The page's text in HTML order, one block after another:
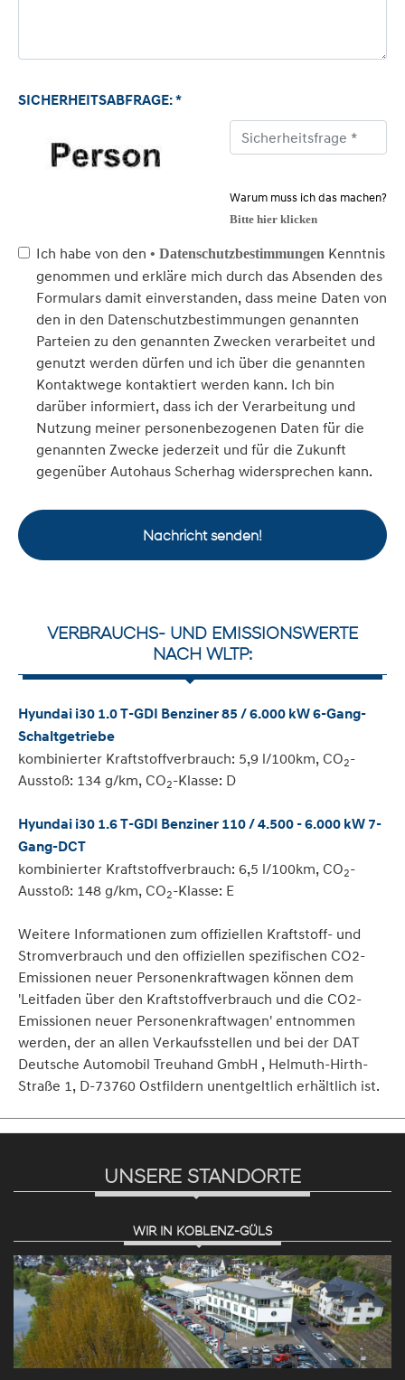
SICHERHEITSABFRAGE: *
Warum muss ich das machen?
Bitte hier klicken
Ich habe von den • Datenschutzbestimmungen Kenntnis
genommen und erkläre mich durch das Absenden des
Formulars damit einverstanden, dass meine Daten von
den in den Datenschutzbestimmungen genannten
Parteien zu den genannten Zwecken verarbeitet und
genutzt werden dürfen und ich über die genannten
Kontaktwege kontaktiert werden kann. Ich bin
darüber informiert, dass ich der Verarbeitung und
Nutzung meiner personenbezogenen Daten für die
genannten Zwecke jederzeit und für die Zukunft
gegenüber Autohaus Scherhag widersprechen kann.
Nachricht senden!
VERBRAUCHS- UND EMISSIONSWERTE
NACH WLTP:
Hyundai i30 1.0 T-GDI Benziner 85 / 6.000 kW 6-Gang-
Schaltgetriebe
kombinierter Kraftstoffverbrauch: 5,9 l/100km, CO2-
Ausstoß: 134 g/km, CO2-Klasse: D
Hyundai i30 1.6 T-GDI Benziner 110 / 4.500 - 6.000 kW 7-
Gang-DCT
kombinierter Kraftstoffverbrauch: 6,5 l/100km, CO2-
Ausstoß: 148 g/km, CO2-Klasse: E
Weitere Informationen zum offiziellen Kraftstoff- und
Stromverbrauch und den offiziellen spezifischen CO2-
Emissionen neuer Personenkraftwagen können dem
'Leitfaden über den Kraftstoffverbrauch und die CO2-
Emissionen neuer Personenkraftwagen' entnommen
werden, der an allen Verkaufsstellen und bei der DAT
Deutsche Automobil Treuhand GmbH , Helmuth-Hirth-
Straße 1, D-73760 Ostfildern unentgeltlich erhältlich ist.
UNSERE STANDORTE
WIR IN KOBLENZ-GÜLS